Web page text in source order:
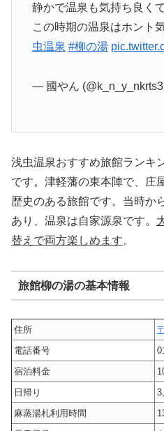
静かで温泉も気持ち良く
この時期の温泉はホント
虫温泉 #柳の湯
— 國やん
浅虫温泉おすすめ旅館ランキ
です。津軽藩の東本陣で、庄
歴史のある旅館です。当時か
あり、温泉は自家源泉です。
替えで両方楽しめます。
旅館柳の湯の基本情報
住所
電話番号
宿泊料金
日帰り
麻蒸湯札利用時間